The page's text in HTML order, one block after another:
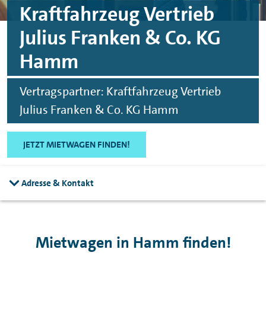
Kraftfahrzeug Vertrieb
Julius Franken & Co. KG
Hamm
Vertragspartner: Kraftfahrzeug Vertrieb
Julius Franken & Co. KG Hamm
JETZT MIETWAGEN FINDEN!
Adresse & Kontakt
Mietwagen in Hamm finden!